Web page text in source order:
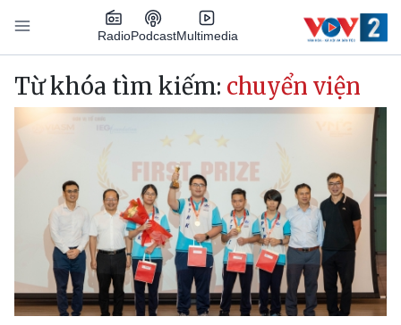
Nhảy đến nội dung
RadioPodcastMultimedia
Main navigation
Từ khóa tìm kiếm: chuyển viện